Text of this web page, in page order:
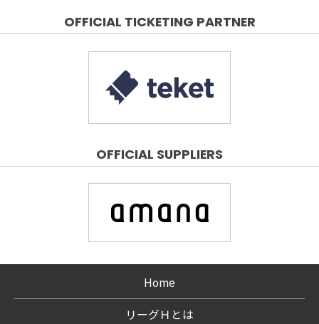
OFFICIAL TICKETING PARTNER
OFFICIAL SUPPLIERS
Home
リーグＨとは